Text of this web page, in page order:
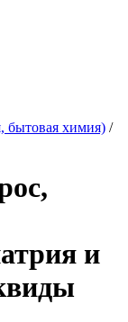
бытовая химия) /
и